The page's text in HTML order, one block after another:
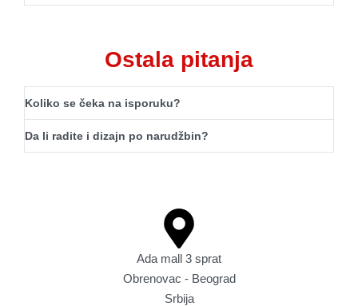
Ostala pitanja
Koliko se čeka na isporuku?
Da li radite i dizajn po narudžbin?
Ada mall 3 sprat
Obrenovac - Beograd
Srbija